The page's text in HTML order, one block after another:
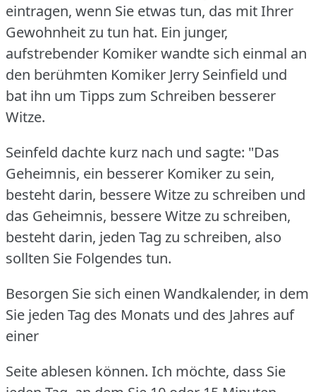
eintragen, wenn Sie etwas tun, das mit Ihrer
Gewohnheit zu tun hat. Ein junger,
aufstrebender Komiker wandte sich einmal an
den berühmten Komiker Jerry Seinfield und
bat ihn um Tipps zum Schreiben besserer
Witze.
Seinfeld dachte kurz nach und sagte: "Das
Geheimnis, ein besserer Komiker zu sein,
besteht darin, bessere Witze zu schreiben und
das Geheimnis, bessere Witze zu schreiben,
besteht darin, jeden Tag zu schreiben, also
sollten Sie Folgendes tun.
Besorgen Sie sich einen Wandkalender, in dem
Sie jeden Tag des Monats und des Jahres auf
einer
Seite ablesen können. Ich möchte, dass Sie